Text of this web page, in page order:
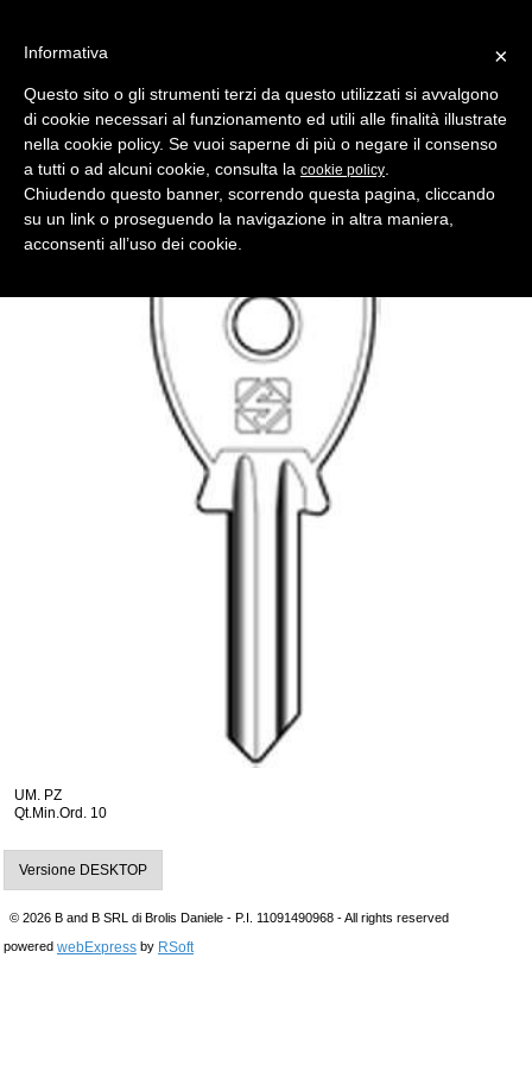
Indietro
chiave profilo oc5 in ottone nichelato
Produttore Silca
UM. PZ
Qt.Min.Ord. 10
Versione DESKTOP
© 2026 B and B SRL di Brolis Daniele - P.I. 11091490968 - All rights reserved
powered webExpress by RSoft
×
Informativa
Questo sito o gli strumenti terzi da questo utilizzati si avvalgono
di cookie necessari al funzionamento ed utili alle finalità illustrate
nella cookie policy. Se vuoi saperne di più o negare il consenso
a tutti o ad alcuni cookie, consulta la cookie policy
Chiudendo questo banner, scorrendo questa pagina, cliccando
su un link o proseguendo la navigazione in altra maniera,
acconsenti all’uso dei cookie.